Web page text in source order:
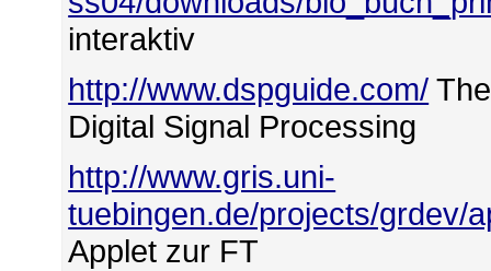
interaktiv
http://www.dspguide.com/
Digital Signal Processing
http://www.gris.uni-
tuebingen.de/projects/grdev/
Applet zur FT